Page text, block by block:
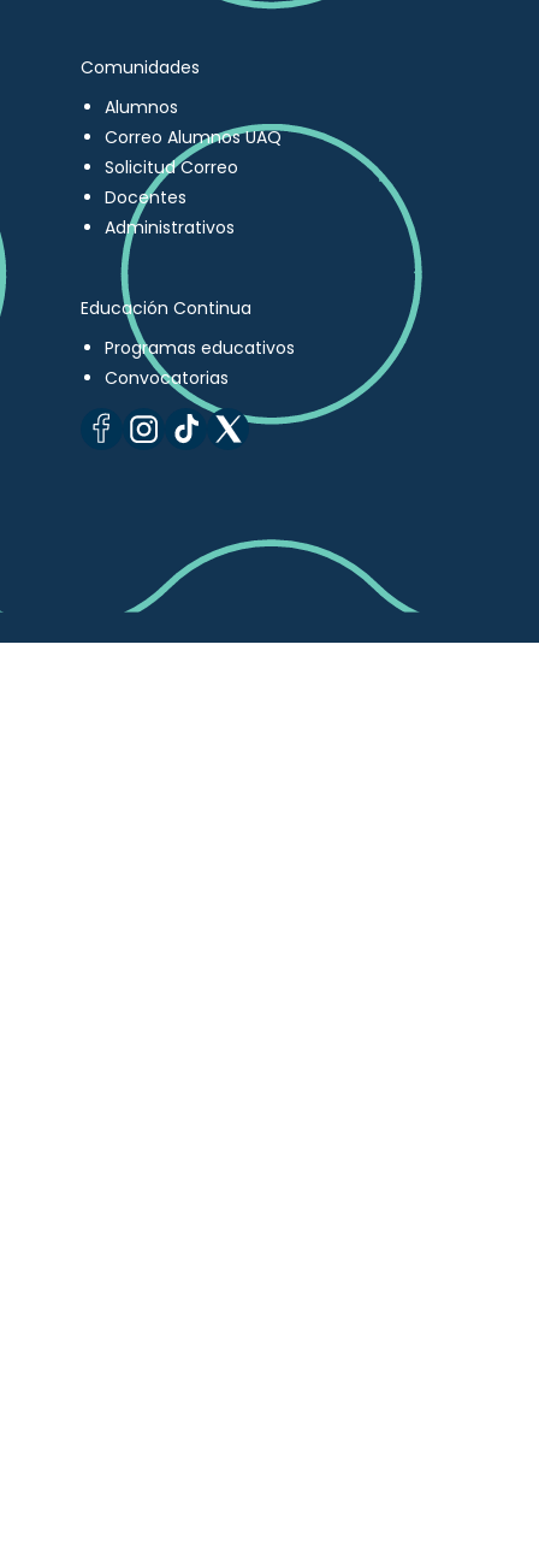
Comunidades
Alumnos
Correo Alumnos UAQ
Solicitud Correo
Docentes
Administrativos
Educación Continua
Programas educativos
Convocatorias